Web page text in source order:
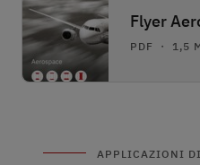
Flyer
PDF ・ 1,5
APPLICAZIONI